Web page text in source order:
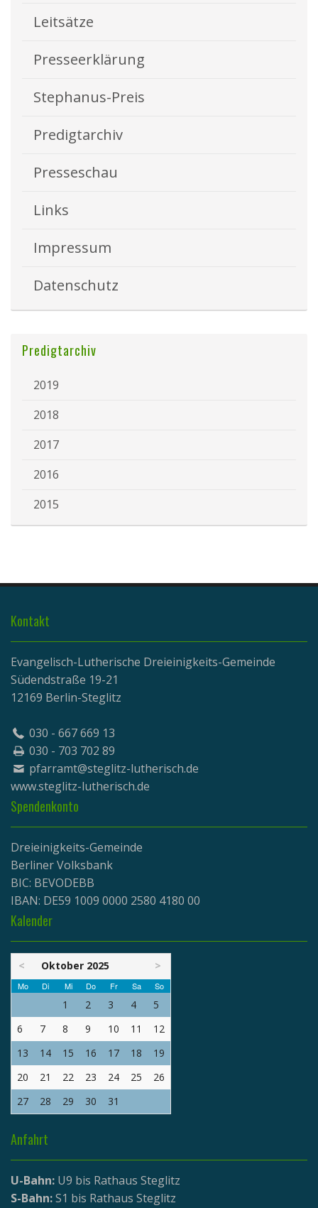
Leitsätze
Presseerklärung
Stephanus-Preis
Predigtarchiv
Presseschau
Links
Impressum
Datenschutz
Predigtarchiv
2019
2018
2017
2016
2015
Kontakt
Evangelisch-Lutherische Dreieinigkeits-Gemeinde
Südendstraße 19-21
12169 Berlin-Steglitz
030 - 667 669 13
030 - 703 702 89
pfarramt@steglitz-lutherisch.de
www.steglitz-lutherisch.de
Spendenkonto
Dreieinigkeits-Gemeinde
Berliner Volksbank
BIC: BEVODEBB
IBAN: DE59 1009 0000 2580 4180 00
Kalender
< Oktober 2025 >
Mo Di Mi Do Fr Sa So
1 2 3 4
5
6
7 8 9 10 11
12
13
14 15 16 17 18
19
20
21 22 23 24 25
26
27
28 29 30 31
Anfahrt
U-Bahn: U9 bis Rathaus Steglitz
S-Bahn:S1 bis Rathaus Steglitz